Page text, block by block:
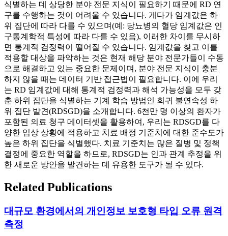
식별하는 데 상당한 분야 전문 지식이 필요하기 때문에 RD 연
구를 수행하는 것이 어려울 수 있습니다. 게다가 임계값은 하
위 집단에 따라 다를 수 있으며(예: 당뇨병의 혈당 임계값은 인
구통계학적 특성에 따라 다를 수 있음), 이러한 차이를 무시하
면 통계적 검정력이 떨어질 수 있습니다. 임계값을 찾고 이를
적용할 대상을 파악하는 것은 현재 해당 분야 전문가들이 수동
으로 해결하고 있는 중요한 문제이며, 분야 전문 지식이 충분
하지 않을 때는 데이터 기반 접근법이 필요합니다. 이에 우리
는 RD 임계값에 대해 통계적 검정력과 해석 가능성을 모두 갖
춘 하위 집단을 식별하는 기계 학습 방법인 회귀 불연속성 하
위 집단 발견(RDSGD)을 소개합니다. 6천만 명 이상의 환자가
포함된 의료 청구 데이터셋을 활용하여, 우리는 RDSGD를 다
양한 임상 상황에 적용하고 치료 배정 기준치에 대한 준수도가
높은 하위 집단을 식별했다. 치료 기준치는 많은 질병 및 정책
결정에 중요한 역할을 하므로, RDSGD는 인과 관계 추정을 위
한 새로운 방안을 발견하는 데 유용한 도구가 될 수 있다.
Related Publications
대규모 환경에서의 개인정보 보호형 타입 오류 원격
측정